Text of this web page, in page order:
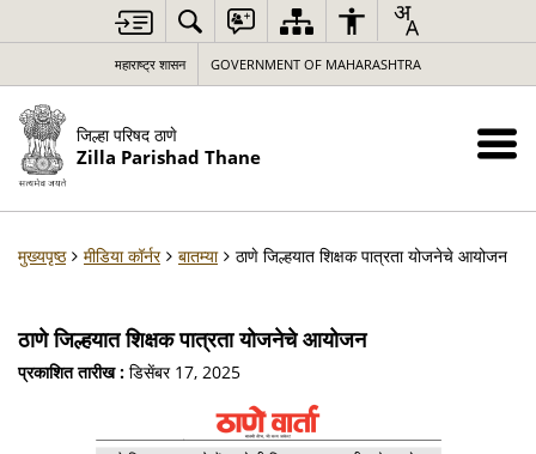
महाराष्ट्र शासन GOVERNMENT OF MAHARASHTRA
जिल्हा परिषद ठाणे
Zilla Parishad Thane
मुख्यपृष्ठ मीडिया कॉर्नर बातम्या ठाणे जिल्हयात शिक्षक पात्रता योजनेचे आयोजन
ठाणे जिल्हयात शिक्षक पात्रता योजनेचे आयोजन
प्रकाशित तारीख : डिसेंबर 17, 2025